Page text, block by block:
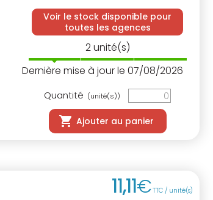
Voir le stock disponible pour
toutes les agences
2unité(s)
Dernière mise à jour le 07/08/2026
Quantité (unité(s))
Ajouter au panier
11,11€TTC / unité(s)